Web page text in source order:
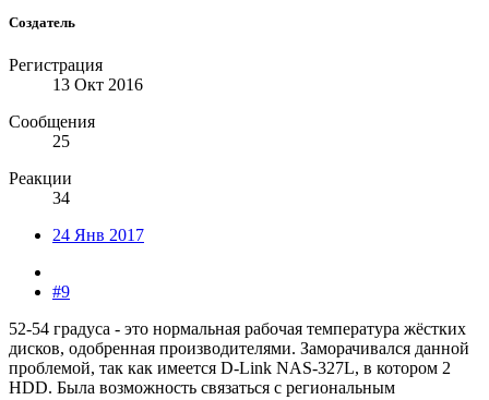
Создатель
Регистрация
13 Окт 2016
Сообщения
25
Реакции
34
24 Янв 2017
#9
52-54 градуса - это нормальная рабочая температура жёстких
дисков, одобренная производителями. Заморачивался данной
проблемой, так как имеется D-Link NAS-327L, в котором 2
HDD. Была возможность связаться с региональным